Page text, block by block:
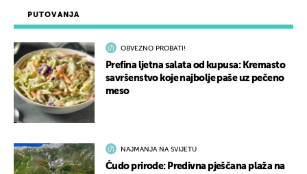
PUTOVANJA
OBVEZNO PROBATI!
Prefina ljetna salata od kupusa: Kremasto
savršenstvo koje najbolje paše uz pečeno
meso
NAJMANJA NA SVIJETU
Čudo prirode: Predivna pješčana plaža na